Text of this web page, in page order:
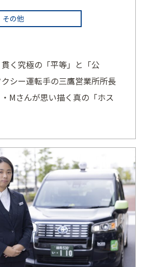
その他
く究極の「平等」と「公
シー運転手の三鷹営業所所長
・Мさんが思い描く真の「ホス